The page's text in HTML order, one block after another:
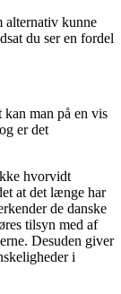
alternativ kunne
du ser en fordel
kan man på en vis
er det
hvorvidt
at det længe har
de danske
tilsyn med af
Desuden giver
i